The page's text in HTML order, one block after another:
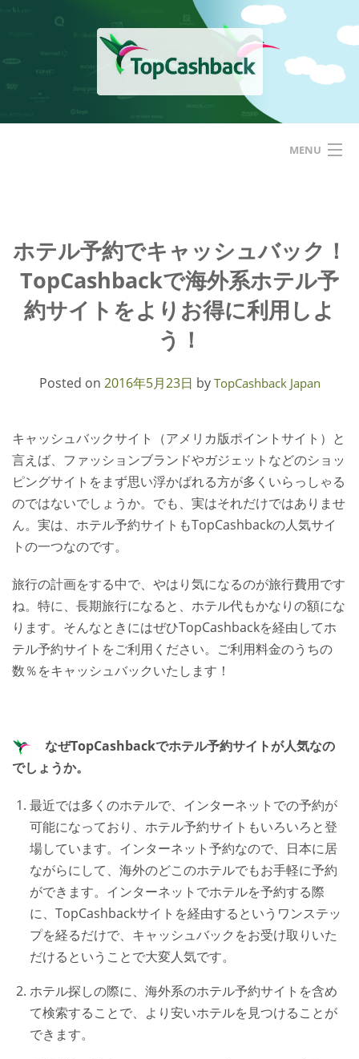
MENU
TopCashbackアメリカ
はじめての方へ
サービス
人気ショップご利用ガイド
お問い合わせ方法
よくあるご質問
ブログ
ホテル予約でキャッシュバック！
TopCashbackで海外系ホテル予
約サイトをよりお得に利用しよ
う！
Posted on 2016年5月23日 by TopCashback Japan
キャッシュバックサイト（アメリカ版ポイントサイト）と
言えば、ファッションブランドやガジェットなどのショッ
ピングサイトをまず思い浮かばれる方が多くいらっしゃる
のではないでしょうか。でも、実はそれだけではありませ
ん。実は、ホテル予約サイトもTopCashbackの人気サイ
トの一つなのです。
旅行の計画をする中で、やはり気になるのが旅行費用です
ね。特に、長期旅行になると、ホテル代もかなりの額にな
ります。そんなときにはぜひTopCashbackを経由してホ
テル予約サイトをご利用ください。ご利用料金のうちの
数％をキャッシュバックいたします！
なぜTopCashbackでホテル予約サイトが人気なの
でしょうか。
最近では多くのホテルで、インターネットでの予約が
可能になっており、ホテル予約サイトもいろいろと登
場しています。インターネット予約なので、日本に居
ながらにして、海外のどこのホテルでもお手軽に予約
ができます。インターネットでホテルを予約する際
に、TopCashbackサイトを経由するというワンステッ
プを経るだけで、キャッシュバックをお受け取りいた
だけるということで大変人気です。
ホテル探しの際に、海外系のホテル予約サイトを含め
て検索することで、より安いホテルを見つけることが
できます。